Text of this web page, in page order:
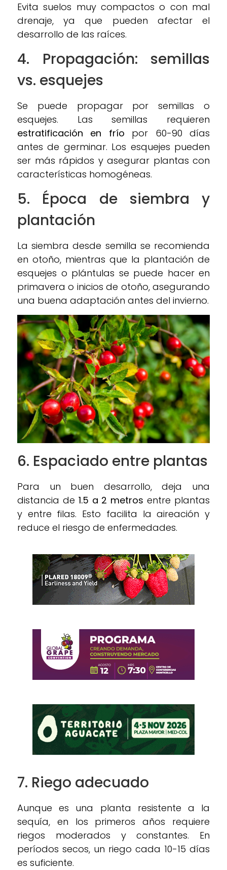
Evita suelos muy compactos o con mal
drenaje, ya que pueden afectar el
desarrollo de las raíces.
4. Propagación: semillas
vs. esquejes
Se puede propagar por semillas o
esquejes. Las semillas requieren
estratificación en frío por 60-90 días
antes de germinar. Los esquejes pueden
ser más rápidos y asegurar plantas con
características homogéneas.
5. Época de siembra y
plantación
La siembra desde semilla se recomienda
en otoño, mientras que la plantación de
esquejes o plántulas se puede hacer en
primavera o inicios de otoño, asegurando
una buena adaptación antes del invierno.
6. Espaciado entre plantas
Para un buen desarrollo, deja una
distancia de 1.5 a 2 metros entre plantas
y entre filas. Esto facilita la aireación y
reduce el riesgo de enfermedades.
7. Riego adecuado
Aunque es una planta resistente a la
sequía, en los primeros años requiere
riegos moderados y constantes. En
períodos secos, un riego cada 10-15 días
es suficiente.